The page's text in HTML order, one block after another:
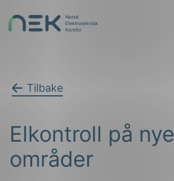
NEK
Tilbake
Elkontroll på nye
områder